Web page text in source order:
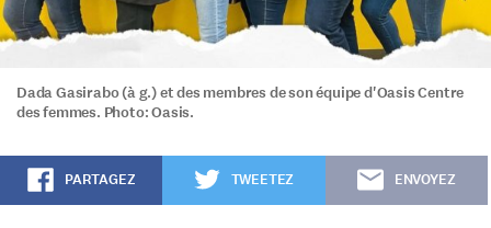
Dada Gasirabo (à g.) et des membres de son équipe d'Oasis Centre
des femmes. Photo: Oasis.
PARTAGEZ TWEETEZ ENVOYEZ